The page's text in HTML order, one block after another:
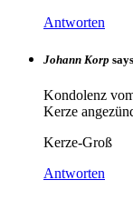
Antworten
Johann Korp
Kondolenz
Kerze
Kerze-Groß
Antworten